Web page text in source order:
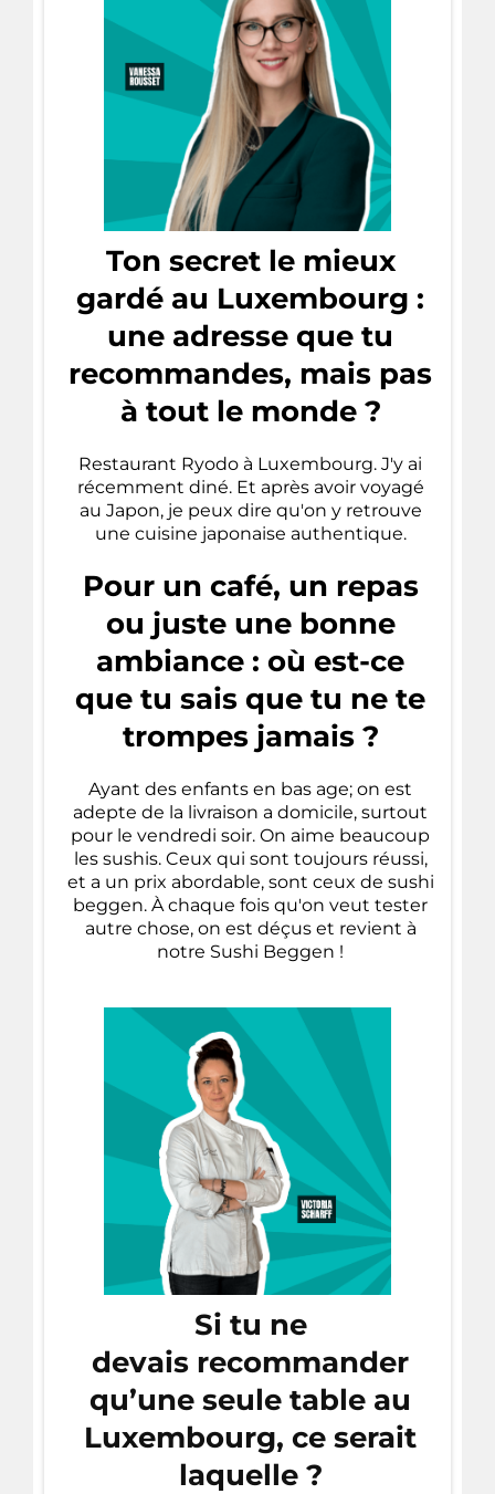
Ton secret le mieux
gardé au Luxembourg :
une adresse que tu
recommandes, mais pas
à tout le monde ?
Restaurant Ryodo à Luxembourg. J'y ai
récemment diné. Et après avoir voyagé
au Japon, je peux dire qu'on y retrouve
une cuisine japonaise authentique.
Pour un café, un repas
ou juste une bonne
ambiance : où est-ce
que tu sais que tu ne te
trompes jamais ?
Ayant des enfants en bas age; on est
adepte de la livraison a domicile, surtout
pour le vendredi soir. On aime beaucoup
les sushis. Ceux qui sont toujours réussi,
et a un prix abordable, sont ceux de sushi
beggen. À chaque fois qu'on veut tester
autre chose, on est déçus et revient à
notre Sushi Beggen !
Si tu ne
devais recommander
qu’une seule table au
Luxembourg, ce serait
laquelle ?